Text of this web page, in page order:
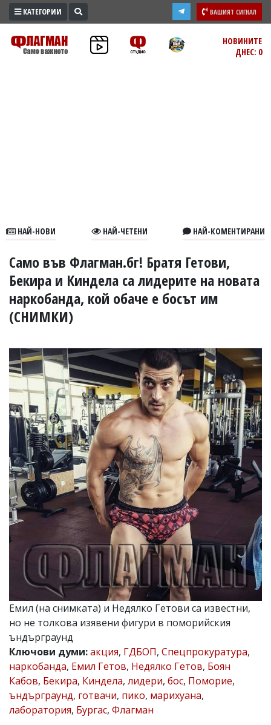
ПРОМО
ЗОНА
В
УКРАЙНА
СПОРТ
РАЗСЛЕДВАНЕ
ЮГ
Управители:
Веселин
Василев,
email:
v.vasilev@flagman.bg
Катя
Касабова,
еmail:k.kassabova@flagman.bg
Главен
редактор:
Иван
Колев,
email:
office@flagman.bg
Коментарите
статиите
въвеждат
от
читателите
редакцията
не
носи
отговорност
за
тях!
Ако
откриете
КАТЕГОРИИ ВАШИЯТ СИГНАЛ
НОВИНИТЕ
ДНЕС: 0
НАЙ-НОВИ НАЙ-ЧЕТЕНИ НАЙ-КОМЕНТИРАНИ
Само във Флагман.бг! Братя Гетови,
Бекира и Киндела са лидерите на новата
наркобанда, кой обаче е босът им
(СНИМКИ)
Емил (на снимката) и Недялко Гетови са известни,
но не толкова изявени фигури в поморийския
ъндърграунд
Ключови думи:акция, ГДБОП, Спецпрокуратура,
наркобанда, Емил Гетов, Недялко Гетов, Боян
Кабов, Бекира, Киндела, лидери, бос, Поморие,
ъндърграунд, готвачи, пико, марихуана,
лаборатория, Бургас, Флагман